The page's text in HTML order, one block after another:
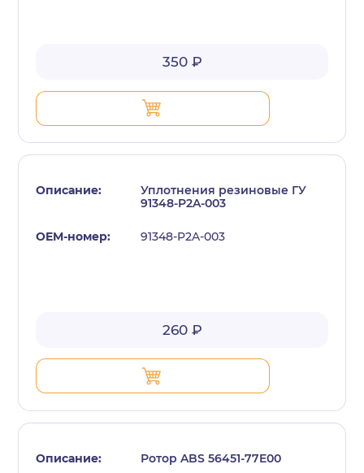
350 ₽
Уплотнения резиновые ГУ
91348-P2A-003
91348-P2A-003
260 ₽
Ротор ABS 56451-77E00